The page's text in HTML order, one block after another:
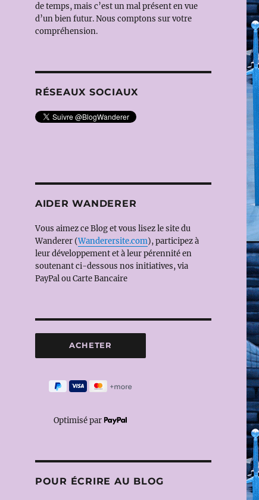
de temps, mais c’est un mal présent en vue
d’un bien futur. Nous comptons sur votre
compréhension.
RÉSEAUX SOCIAUX
AIDER WANDERER
Vous aimez ce Blog et vous lisez le site du
Wanderer (Wanderersite.com), participez à
leur développement et à leur pérennité en
soutenant ci-dessous nos initiatives, via
PayPal ou Carte Bancaire
Optimisé par
POUR ÉCRIRE AU BLOG